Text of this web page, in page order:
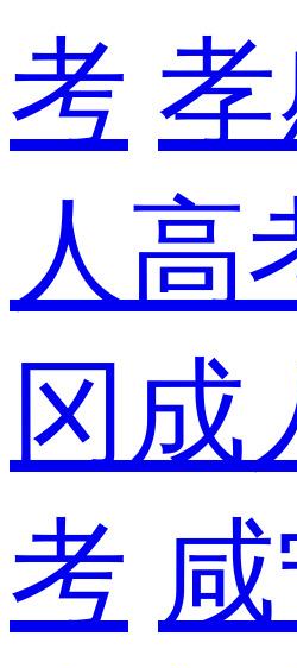
考
人高
冈成
考